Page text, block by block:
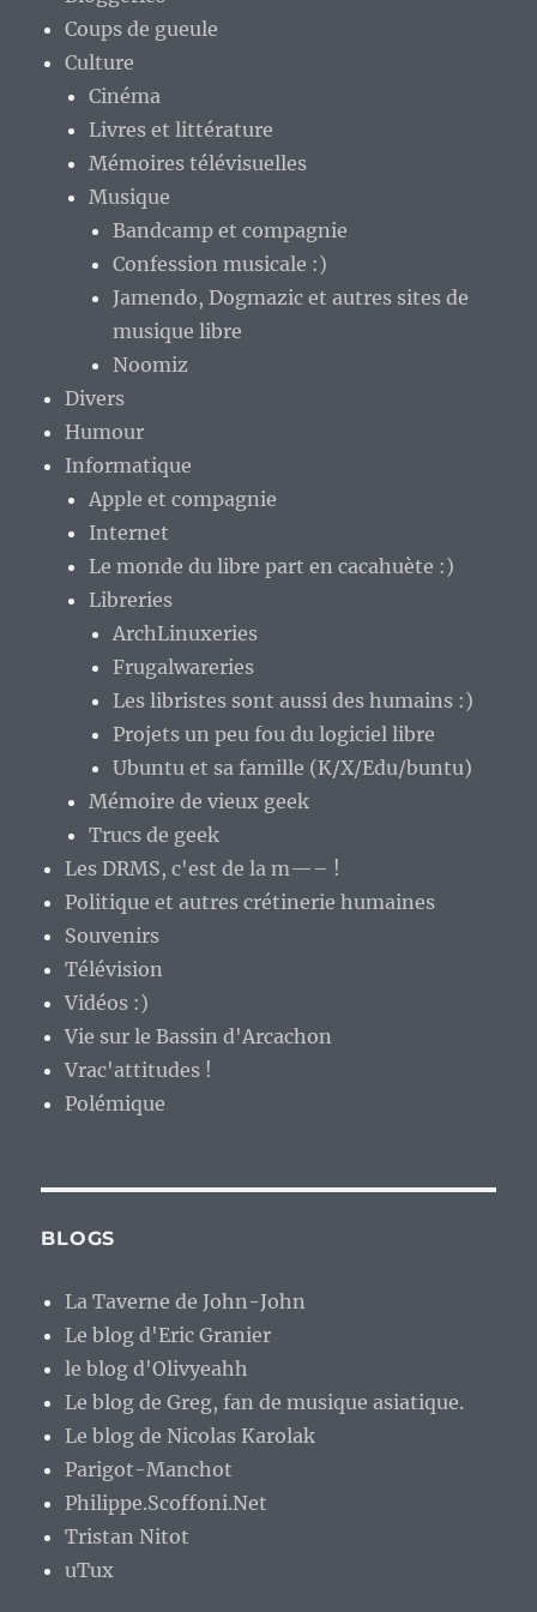
Coups de gueule
Culture
Cinéma
Livres et littérature
Mémoires télévisuelles
Musique
Bandcamp et compagnie
Confession musicale :)
Jamendo, Dogmazic et autres sites de
musique libre
Noomiz
Divers
Humour
Informatique
Apple et compagnie
Internet
Le monde du libre part en cacahuète :)
Libreries
ArchLinuxeries
Frugalwareries
Les libristes sont aussi des humains :)
Projets un peu fou du logiciel libre
Ubuntu et sa famille (K/X/Edu/buntu)
Mémoire de vieux geek
Trucs de geek
Les DRMS, c'est de la m—– !
Politique et autres crétinerie humaines
Souvenirs
Télévision
Vidéos :)
Vie sur le Bassin d'Arcachon
Vrac'attitudes !
Polémique
BLOGS
La Taverne de John-John
Le blog d'Eric Granier
le blog d'Olivyeahh
Le blog de Greg, fan de musique asiatique.
Le blog de Nicolas Karolak
Parigot-Manchot
Philippe.Scoffoni.Net
Tristan Nitot
uTux